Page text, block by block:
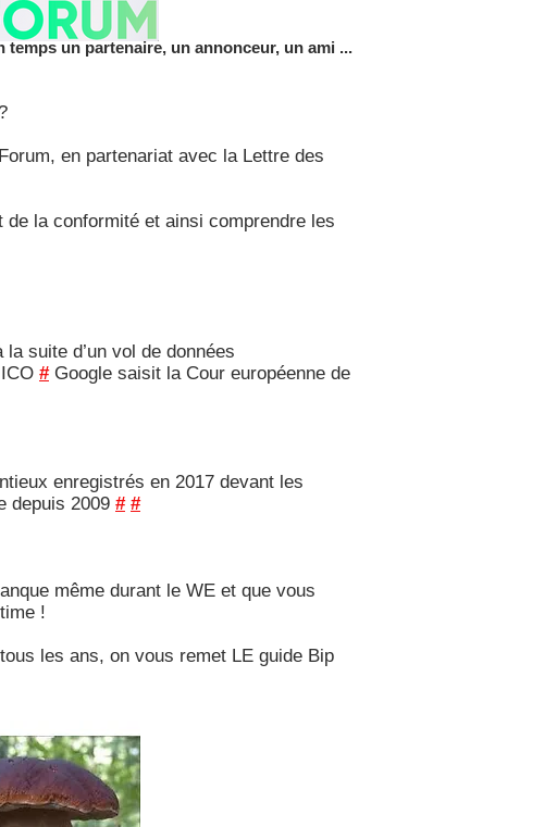
temps un partenaire, un annonceur, un ami ...
en partenariat avec la Lettre des
la conformité et ainsi comprendre les
suite d’un vol de données
#Google saisit la Cour européenne de
enregistrés en 2017 devant les
depuis 2009 # #
même durant le WE et que vous
!
les ans, on vous remet LE guide Bip